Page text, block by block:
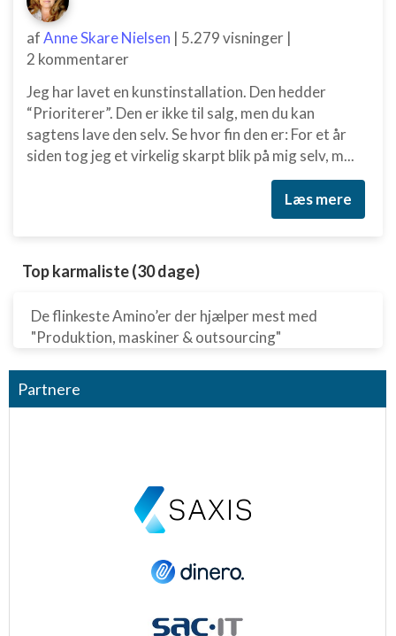
afAnne Skare Nielsen | 5.279 visninger |
2 kommentarer
Jeg har lavet en kunstinstallation. Den hedder
“Prioriterer”. Den er ikke til salg, men du kan
sagtens lave den selv. Se hvor fin den er: For et år
siden tog jeg et virkelig skarpt blik på mig selv, m...
Læs mere
Top karmaliste (30 dage)
De flinkeste Amino’er der hjælper mest med
"Produktion, maskiner & outsourcing"
Partnere